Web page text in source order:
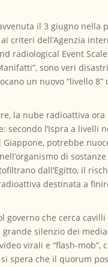
il 3 giugno nella
dell’Agenzia
radiological Event
sono veri
un nuovo “livello
la nube radioattiva ora
l’Ispra a livelli
potrebbe
di
dall’Egitto, il
destinata a
che cerca
silenzio dei
virali e “flash-mob”,
spera che il quorum